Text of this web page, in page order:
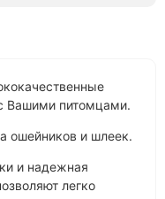
Вашими питомцами.
ошейников и шлеек.
и надежная
легко